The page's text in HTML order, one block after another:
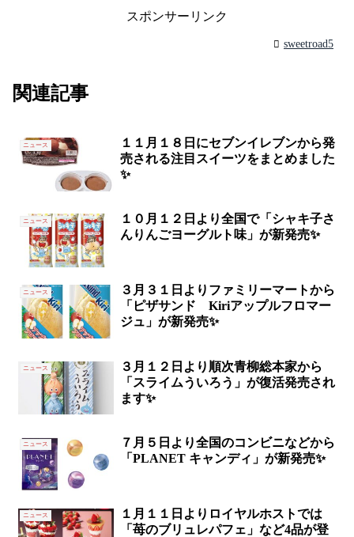
スポンサーリンク
sweetroad5
関連記事
ニュース
１１月１８日にセブンイレブンから発
売される注目スイーツをまとめました
✨
ニュース
１０月１２日より全国で「シャキ子さ
んりんごヨーグルト味」が新発売✨
ニュース
３月３１日よりファミリーマートから
「ピザサンド Kiriアップルフロマー
ジュ」が新発売✨
ニュース
３月１２日より順次青柳総本家から
「スライムういろう」が復活発売され
ます✨
ニュース
７月５日より全国のコンビニなどから
「PLANET キャンディ」が新発売✨
ニュース
１月１１日よりロイヤルホストでは
「苺のブリュレパフェ」など4品が登